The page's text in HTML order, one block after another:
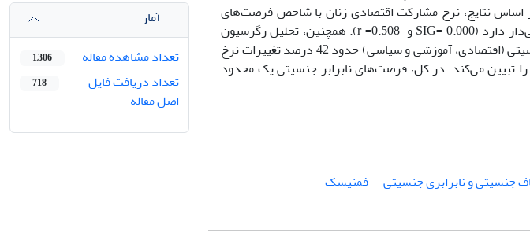
شده است. بر اساس نتایج، نرخ مشارکت اقتصادی زنان با شاخص فرصت‌های
نابرابر جنسیتی رابطه‌ای متوسط، مثبت و کاملاً معنی‌دار دارد (0.000 =SIG و 0.508= r). همچنین، تحلیل رگرسیون
خطی نشان می‌دهد که ابعاد فرصت‌های نابرابر جنسیتی (اقتصادی، آموزشی و سیاسی) حدود 42 درصد تغییرات نرخ
تبیین می‌کند. در کل، فرصت‌های نابرابر جنسیتی یک محدود
جنسیتی و نابرابری جنسیتی
فمنیسک
آمار
تعداد مشاهده مقاله
1,306
تعداد دریافت فایل
اصل مقاله
718